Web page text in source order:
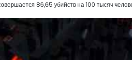
86,65 убийств на 100 тысяч